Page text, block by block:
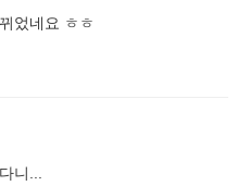
었네요 ㅎㅎ
니...